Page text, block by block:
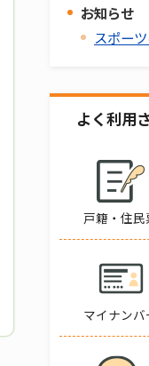
お知らせ
スポー
よく利用
戸籍・住民
マイナンバ